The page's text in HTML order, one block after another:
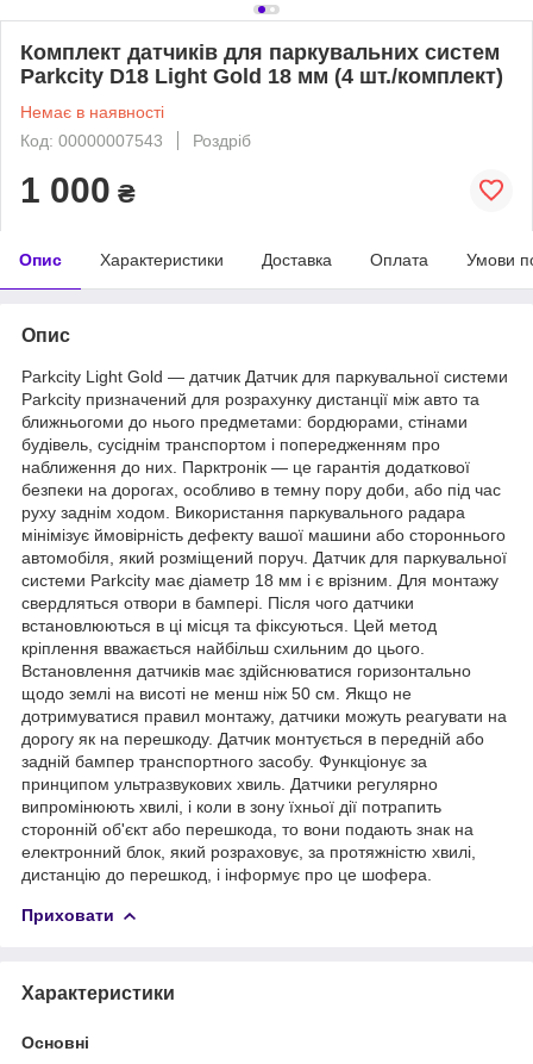
Комплект датчиків для паркувальних систем
Parkcity D18 Light Gold 18 мм (4 шт./комплект)
Немає в наявності
Код: 00000007543
Роздріб
1 000 ₴
Опис Характеристики Доставка Оплата Умови
Опис
Parkcity Light Gold — датчик Датчик для паркувальної системи
Parkcity призначений для розрахунку дистанції між авто та
ближньогоми до нього предметами: бордюрами, стінами
будівель, сусіднім транспортом і попередженням про
наближення до них. Парктронік — це гарантія додаткової
безпеки на дорогах, особливо в темну пору доби, або під час
руху заднім ходом. Використання паркувального радара
мінімізує ймовірність дефекту вашої машини або стороннього
автомобіля, який розміщений поруч. Датчик для паркувальної
системи Parkcity має діаметр 18 мм і є врізним. Для монтажу
свердляться отвори в бампері. Після чого датчики
встановлюються в ці місця та фіксуються. Цей метод
кріплення вважається найбільш схильним до цього.
Встановлення датчиків має здійснюватися горизонтально
щодо землі на висоті не менш ніж 50 см. Якщо не
дотримуватися правил монтажу, датчики можуть реагувати на
дорогу як на перешкоду. Датчик монтується в передній або
задній бампер транспортного засобу. Функціонує за
принципом ультразвукових хвиль. Датчики регулярно
випромінюють хвилі, і коли в зону їхньої дії потрапить
сторонній об'єкт або перешкода, то вони подають знак на
електронний блок, який розраховує, за протяжністю хвилі,
дистанцію до перешкод, і інформує про це шофера.
Приховати
Характеристики
Основні